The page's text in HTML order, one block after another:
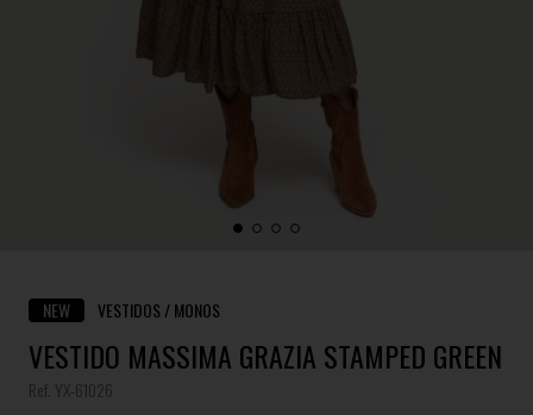
NEW VESTIDOS / MONOS
VESTIDO MASSIMA GRAZIA STAMPED GREEN
Ref. YX-61026